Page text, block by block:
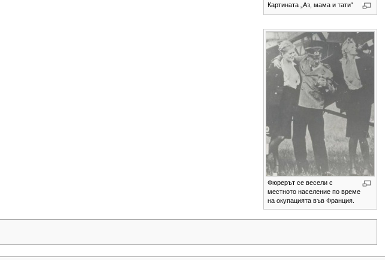
Картината „Аз, мама и тати“
Фюрерът се весели с
местното население по време
на окупацията във Франция.